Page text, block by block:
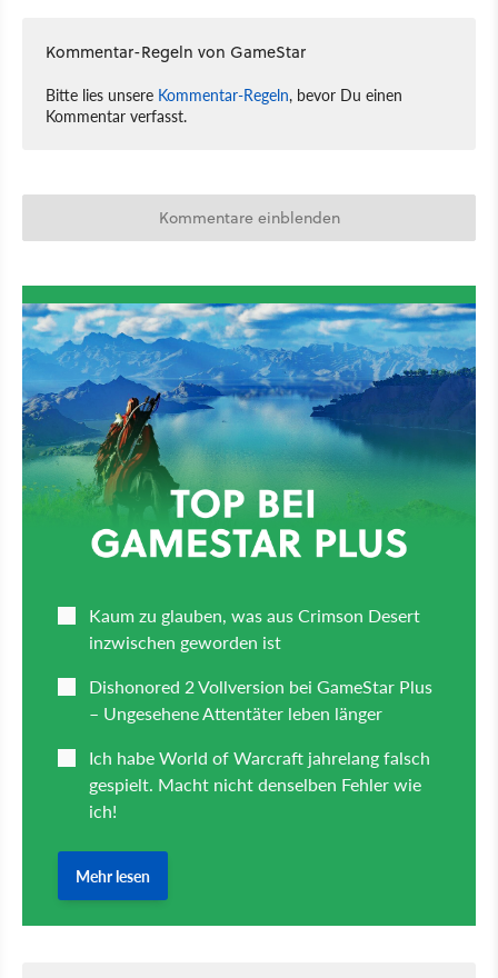
Kommentar-Regeln von GameStar
Bitte lies unsere Kommentar-Regeln, bevor Du einen
Kommentar verfasst.
Kommentare einblenden